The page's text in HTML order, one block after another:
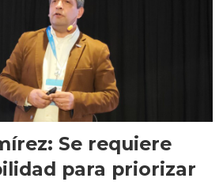
Se requiere
para priorizar